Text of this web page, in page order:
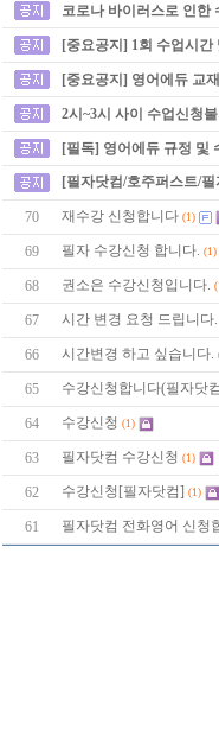
코로나 바이러스로 인한
[중요공지] 1회 수업시
[중요공지] 영어에듀 교
2시~3시 사이 수업신청
[필독] 영어에듀 규정 및
[필자닷컴/호주퍼스트/
70 재수강 신청합니다 (1)
69 필자 수강신청 합니다. (1)
68 권소은 수강신청입니다.
67 시간 변경 요청 드립니다.
66 시간변경 하고 싶습니다.
65 수강신청합니다(필자닷
64 수강신청 (1)
63 필자닷컴 수강신청 (1)
62 수강신청[필자닷컴] (1)
61 필자닷컴 전화영어 신청